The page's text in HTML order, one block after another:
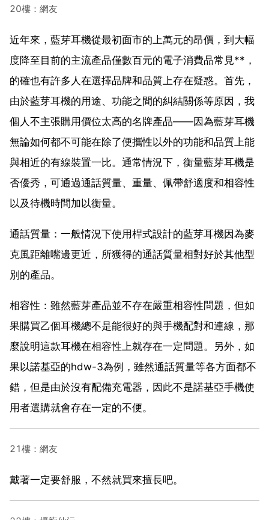
20樓：網友
近年來，藍芽耳機從最初面市的上萬元的昂價，到大幅
度降至目前的主流產品僅數百元的電子消費品常見**，
的確也有許多人在選擇品牌和品質上存在疑惑。首先，
由於藍芽耳機的用途、功能之間的糾結關係等原因，我
個人不主張購用價位太高的名牌產品——因為藍芽耳機
無論如何都不可能在除了便攜性以外的功能和品質上能
與相近的有線裝置一比。通常情況下，衡量藍芽耳機是
否優秀，可通過通話質量、重量、佩帶舒適度和相容性
以及待機時間加以衡量。
通話質量：一般情況下使用桿式設計的藍芽耳機因為麥
克風距離嘴邊更近，所獲得的通話質量相對好於其他型
別的產品。
相容性：雖然藍芽產品並不存在嚴重相容性問題，但如
果購買乙個耳機總不是能很好的與手機配對和連線，那
麼說明這款耳機在相容性上就存在一定問題。另外，如
果以諾基亞的hdw-3為例，雖然通話質量等各方面都不
錯，但是由於沒有配備充電器，因此不是諾基亞手機使
用者選購就會存在一定的不便。
21樓：網友
戴著一定要舒服，不然就買來擅長吧。